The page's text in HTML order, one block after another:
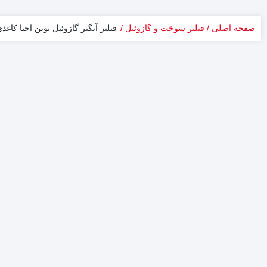
صفحه اصلی فیلتر سوخت و گازوئیل فیلتر آبگیر گازوئیل نوین احیا